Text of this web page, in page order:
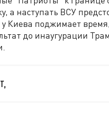
а наступать ВСУ
Киева поджимает
до инаугурации